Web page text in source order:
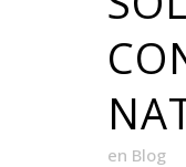
en Blog